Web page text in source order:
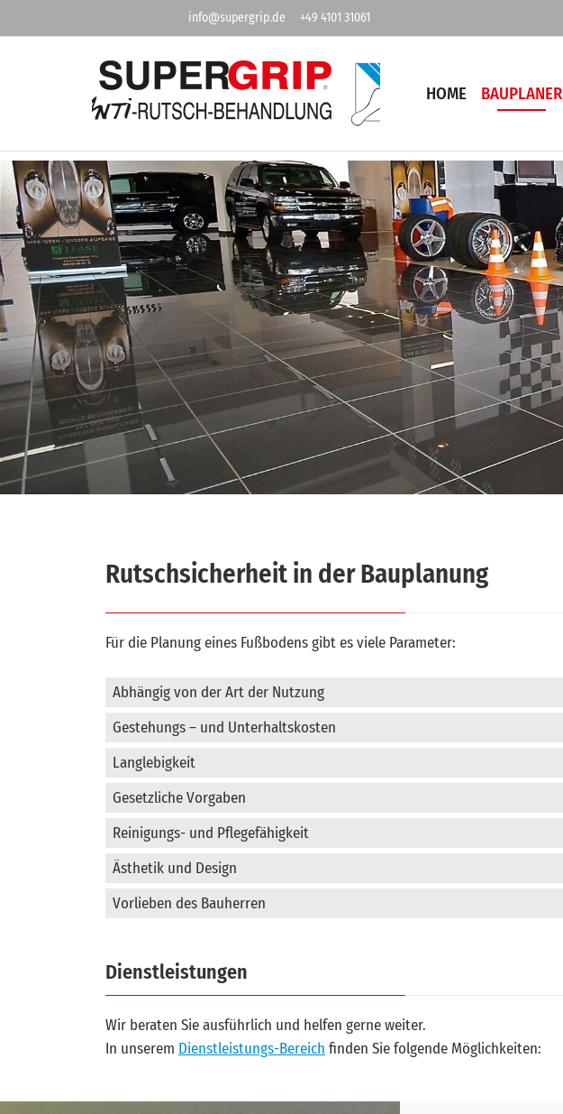
info@supergrip.de +49 4101 31061
HOME BAUPLANER
Rutschsicherheit in der Bauplanung
Für die Planung eines Fußbodens gibt es viele Parameter:
Abhängig von der Art der Nutzung
Gestehungs – und Unterhaltskosten
Langlebigkeit
Gesetzliche Vorgaben
Reinigungs- und Pflegefähigkeit
Ästhetik und Design
Vorlieben des Bauherren
Dienstleistungen
Wir beraten Sie ausführlich und helfen gerne weiter.
In unserem Dienstleistungs-Bereich finden Sie folgende Möglichkeiten: